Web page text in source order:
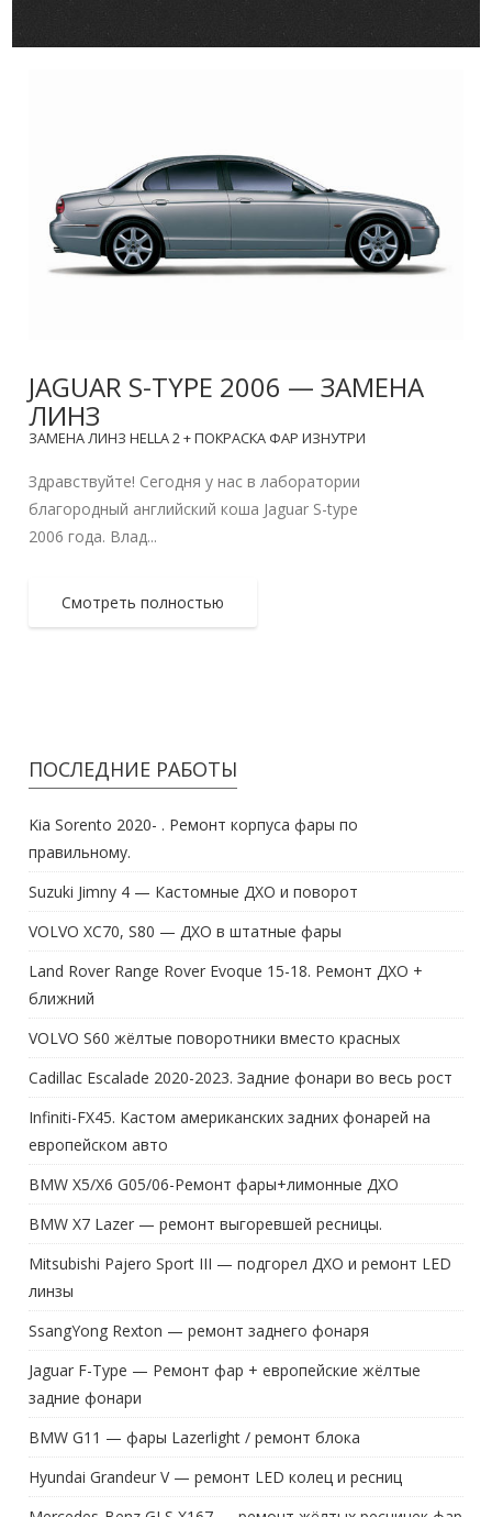
JAGUAR S-TYPE 2006 — ЗАМЕНА
ЛИНЗ
ЗАМЕНА ЛИНЗ HELLA 2 + ПОКРАСКА ФАР ИЗНУТРИ
Здравствуйте! Сегодня у нас в лаборатории
благородный английский коша Jaguar S-type
2006 года. Влад...
Смотреть полностью
ПОСЛЕДНИЕ РАБОТЫ
Kia Sorento 2020- . Ремонт корпуса фары по
правильному.
Suzuki Jimny 4 — Кастомные ДХО и поворот
VOLVO XC70, S80 — ДХО в штатные фары
Land Rover Range Rover Evoque 15-18. Ремонт ДХО +
ближний
VOLVO S60 жёлтые поворотники вместо красных
Cadillac Escalade 2020-2023. Задние фонари во весь рост
Infiniti-FX45. Кастом американских задних фонарей на
европейском авто
BMW X5/X6 G05/06-Ремонт фары+лимонные ДХО
BMW X7 Lazer — ремонт выгоревшей ресницы.
Mitsubishi Pajero Sport III — подгорел ДХО и ремонт LED
линзы
SsangYong Rexton — ремонт заднего фонаря
Jaguar F-Type — Ремонт фар + европейские жёлтые
задние фонари
BMW G11 — фары Lazerlight / ремонт блока
Hyundai Grandeur V — ремонт LED колец и ресниц